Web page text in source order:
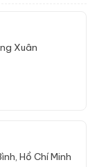
+ App Tuya
Xuân
Hồ Chí Minh